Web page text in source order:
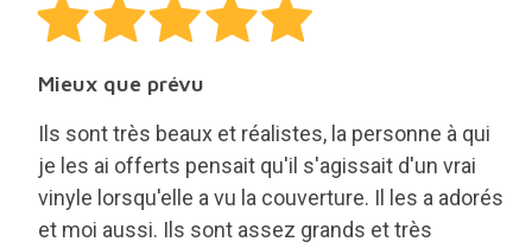
Mieux que prévu
Ils sont très beaux et réalistes, la personne à qui
je les ai offerts pensait qu'il s'agissait d'un vrai
vinyle lorsqu'elle a vu la couverture. Il les a adorés
et moi aussi. Ils sont assez grands et très